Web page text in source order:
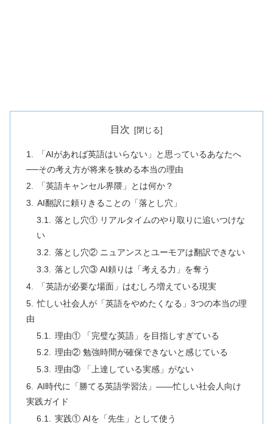
目次
「AIがあれば英語はいらない」と思っているあなたへ
──その考え方が将来を狭める本当の理由
「英語キャンセル界隈」とは何か？
AI翻訳に頼りきることの「落とし穴」
落とし穴① リアルタイムのやり取りに追いつけな
い
落とし穴② ニュアンスとユーモアは翻訳できない
落とし穴③ AI頼りは「考える力」を奪う
「英語が必要な場面」はむしろ増えている現実
忙しい社会人が「英語をやめたくなる」3つの本当の理
由
理由① 「完璧な英語」を目指しすぎている
理由② 勉強時間が確保できないと感じている
理由③ 「上達している実感」がない
AI時代に「勝てる英語学習法」——忙しい社会人向け
実践ガイド
実践① AIを「先生」として使う